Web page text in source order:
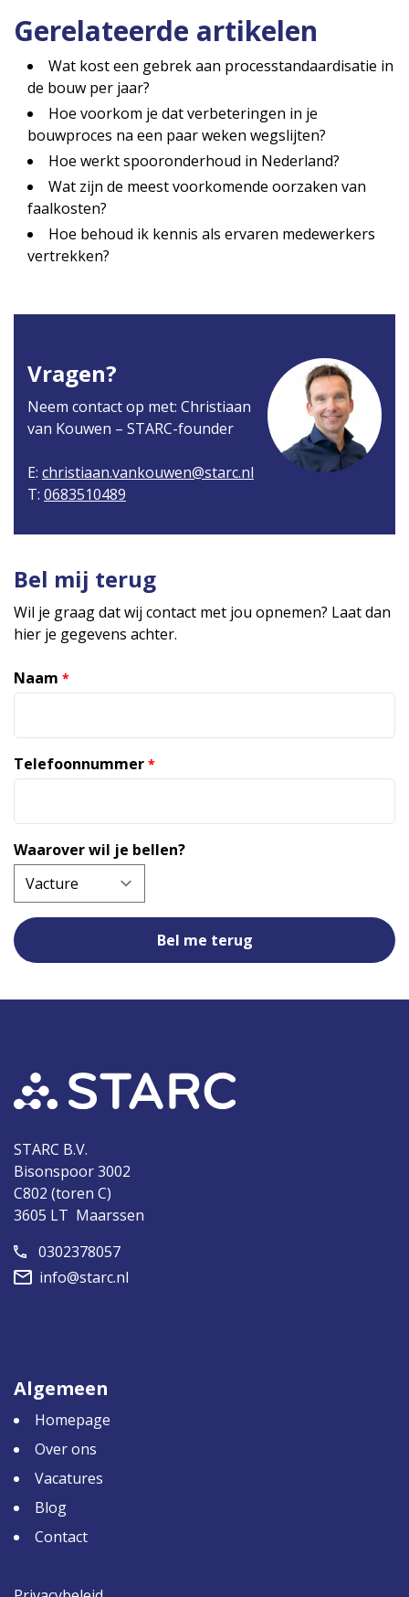
Gerelateerde artikelen
Wat kost een gebrek aan processtandaardisatie in
de bouw per jaar?
Hoe voorkom je dat verbeteringen in je
bouwproces na een paar weken wegslijten?
Hoe werkt spooronderhoud in Nederland?
Wat zijn de meest voorkomende oorzaken van
faalkosten?
Hoe behoud ik kennis als ervaren medewerkers
vertrekken?
Vragen?
Neem contact op met: Christiaan
van Kouwen – STARC-founder
E: christiaan.vankouwen@starc.nl
T: 0683510489
Bel mij terug
Wil je graag dat wij contact met jou opnemen? Laat dan
hier je gegevens achter.
Naam *
Telefoonnummer *
Waarover wil je bellen?
STARC B.V.
Bisonspoor 3002
C802 (toren C)
3605 LT Maarssen
0302378057
info@starc.nl
Algemeen
Homepage
Over ons
Vacatures
Blog
Contact